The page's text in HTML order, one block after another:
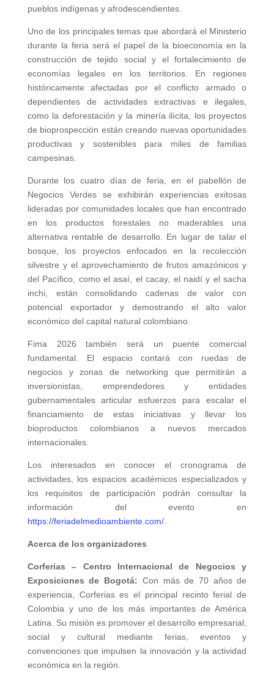
pueblos indígenas y afrodescendientes.
Uno de los principales temas que abordará el Ministerio
durante la feria será el papel de la bioeconomía en la
construcción de tejido social y el fortalecimiento de
economías legales en los territorios. En regiones
históricamente afectadas por el conflicto armado o
dependientes de actividades extractivas e ilegales,
como la deforestación y la minería ilícita, los proyectos
de bioprospección están creando nuevas oportunidades
productivas y sostenibles para miles de familias
campesinas.
Durante los cuatro días de feria, en el pabellón de
Negocios Verdes se exhibirán experiencias exitosas
lideradas por comunidades locales que han encontrado
en los productos forestales no maderables una
alternativa rentable de desarrollo. En lugar de talar el
bosque, los proyectos enfocados en la recolección
silvestre y el aprovechamiento de frutos amazónicos y
del Pacífico, como el asaí, el cacay, el naidí y el sacha
inchi, están consolidando cadenas de valor con
potencial exportador y demostrando el alto valor
económico del capital natural colombiano.
Fima 2026 también será un puente comercial
fundamental. El espacio contará con ruedas de
negocios y zonas de networking que permitirán a
inversionistas, emprendedores y entidades
gubernamentales articular esfuerzos para escalar el
financiamiento de estas iniciativas y llevar los
bioproductos colombianos a nuevos mercados
internacionales.
Los interesados en conocer el cronograma de
actividades, los espacios académicos especializados y
los requisitos de participación podrán consultar la
información del evento en
https://feriadelmedioambiente. com/.
Acerca de los organizadores
Corferias – Centro Internacional de Negocios y
Exposiciones de Bogotá: Con más de 70 años de
experiencia, Corferias es el principal recinto ferial de
Colombia y uno de los más importantes de América
Latina. Su misión es promover el desarrollo empresarial,
social y cultural mediante ferias, eventos y
convenciones que impulsen la innovación y la actividad
económica en la región.